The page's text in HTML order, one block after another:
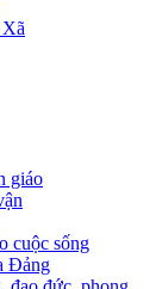
giáo
cuộc sống
Đảng